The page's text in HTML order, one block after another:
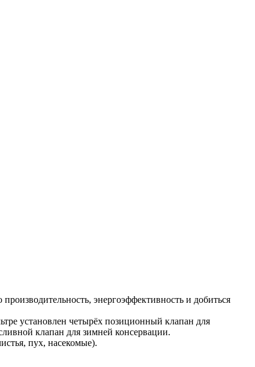
энергоэффективность и добиться
установлен четырёх позиционный клапан для
клапан для зимней консервации.
пух, насекомые).